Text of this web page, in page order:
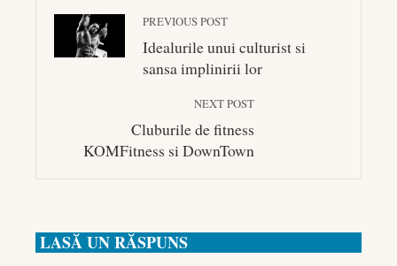
PREVIOUS POST
Idealurile unui culturist si
sansa implinirii lor
NEXT POST
Cluburile de fitness
KOMFitness si DownTown
LASĂ UN RĂSPUNS